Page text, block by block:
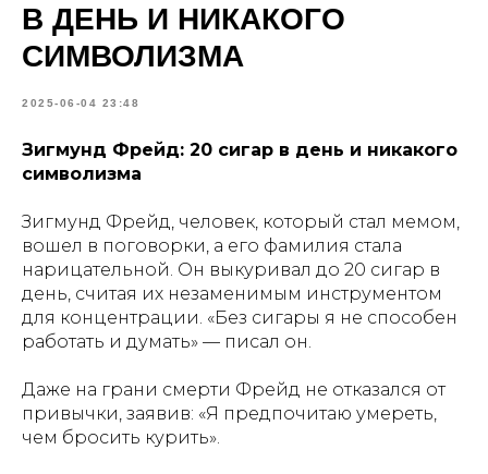
В ДЕНЬ И НИКАКОГО
СИМВОЛИЗМА
2025-06-04 23:48
Зигмунд Фрейд: 20 сигар в день и никакого
символизма
Зигмунд Фрейд, человек, который стал мемом,
вошел в поговорки, а его фамилия стала
нарицательной. Он выкуривал до 20 сигар в
день, считая их незаменимым инструментом
для концентрации. «Без сигары я не способен
работать и думать» — писал он.
Даже на грани смерти Фрейд не отказался от
привычки, заявив: «Я предпочитаю умереть,
чем бросить курить».